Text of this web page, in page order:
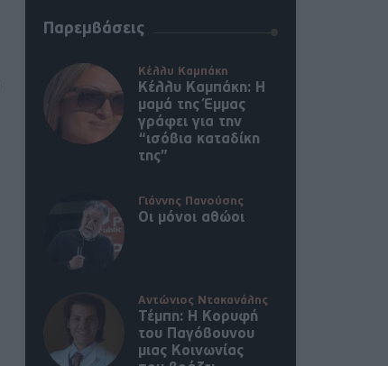
Παρεμβάσεις
Κέλλυ Καμπάκη
Κέλλυ Καμπάκη: Η
μαμά της Έμμας
γράφει για την
“ισόβια καταδίκη
της”
Γιάννης Πανούσης
Οι μόνοι αθώοι
Αντώνιος Ντακανάλης
Τέμπη: Η Κορυφή
του Παγόβουνου
μιας Κοινωνίας